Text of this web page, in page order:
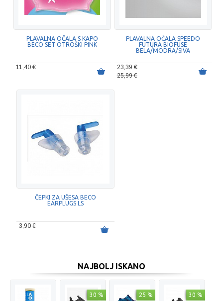
PLAVALNA OČALA S KAPO
BECO SET OTROŠKI PINK
11,40 €
PLAVALNA OČALA SPEEDO
FUTURA BIOFUSE
BELA/MODRA/SIVA
23,39 €
25,99 €
ČEPKI ZA UŠESA BECO
EARPLUGS LS
3,90 €
NAJBOLJ ISKANO
30 % 25 % 30 %